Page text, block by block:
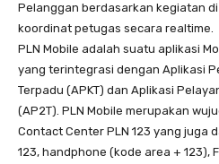
Pelanggan berdasarkan kegiatan
koordinat petugas secara realtime.
PLN Mobile adalah suatu aplikasi
yang terintegrasi dengan Aplikasi
Terpadu (APKT) dan Aplikasi
(AP2T). PLN Mobile merupakan
Contact Center PLN 123 yang juga
123, handphone (kode area + 123),